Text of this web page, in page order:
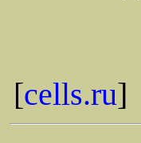
[cells.ru]